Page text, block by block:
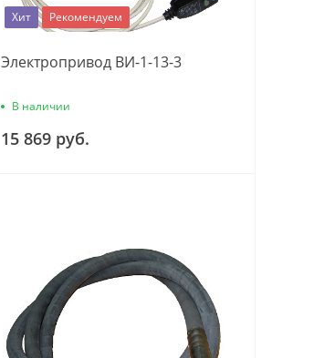
Хит Рекомендуем
Электропривод ВИ-1-13-3
В наличии
15 869 руб.